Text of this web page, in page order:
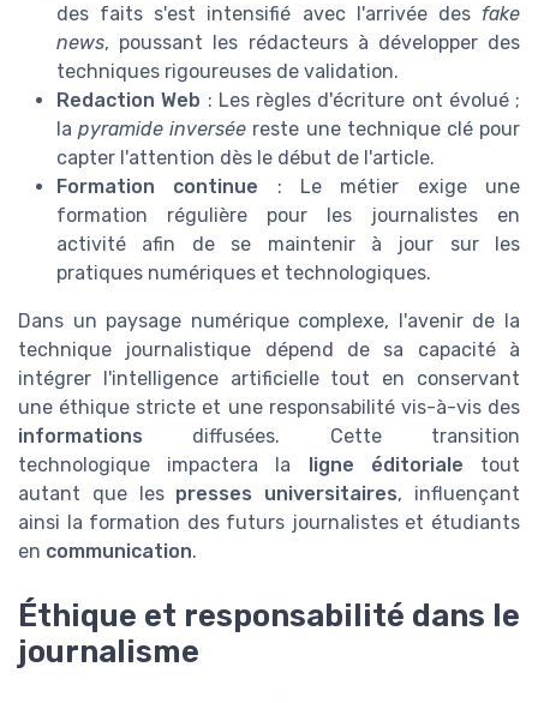
des faits s'est intensifié avec l'arrivée des fake
news, poussant les rédacteurs à développer des
techniques rigoureuses de validation.
Redaction Web : Les règles d'écriture ont évolué ;
lapyramide inversée reste une technique clé pour
capter l'attention dès le début de l'article.
Formation continue : Le métier exige une
formation régulière pour les journalistes en
activité afin de se maintenir à jour sur les
pratiques numériques et technologiques.
Dans un paysage numérique complexe, l'avenir de la
technique journalistique dépend de sa capacité à
intégrer l'intelligence artificielle tout en conservant
une éthique stricte et une responsabilité vis-à-vis des
informations diffusées. Cette transition
technologique impactera la ligne éditoriale tout
autant que les presses universitaires, influençant
ainsi la formation des futurs journalistes et étudiants
en communication.
Éthique et responsabilité dans le
journalisme